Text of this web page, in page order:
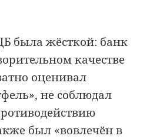
была жёсткой: банк
качестве
оценивал
не соблюдал
был «вовлечён в